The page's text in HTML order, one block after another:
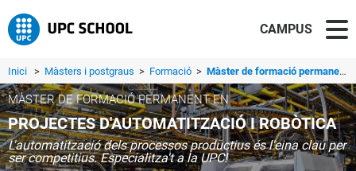
CAMPUS
Inici > Màsters i postgraus > Formació > Màster de formació permanent en Projectes d'Automatització i Robòtica
MÀSTER DE FORMACIÓ PERMANENT EN
PROJECTES D'AUTOMATITZACIÓ I ROBÒTICA
L'automatització dels processos productius és l'eina clau per
ser competitius. Especialitza't a la UPC!